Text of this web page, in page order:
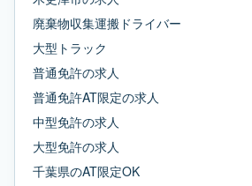
廃棄物収集運搬ドライバー
大型トラック
普通免許の求人
普通免許AT限定の求人
中型免許の求人
大型免許の求人
千葉県のAT限定OK